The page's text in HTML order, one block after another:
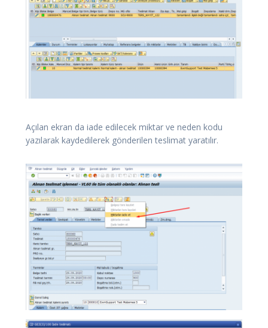
Açılan ekran da iade edilecek miktar ve neden kodu
yazılarak kaydedilerek gönderilen teslimat yaratılır.